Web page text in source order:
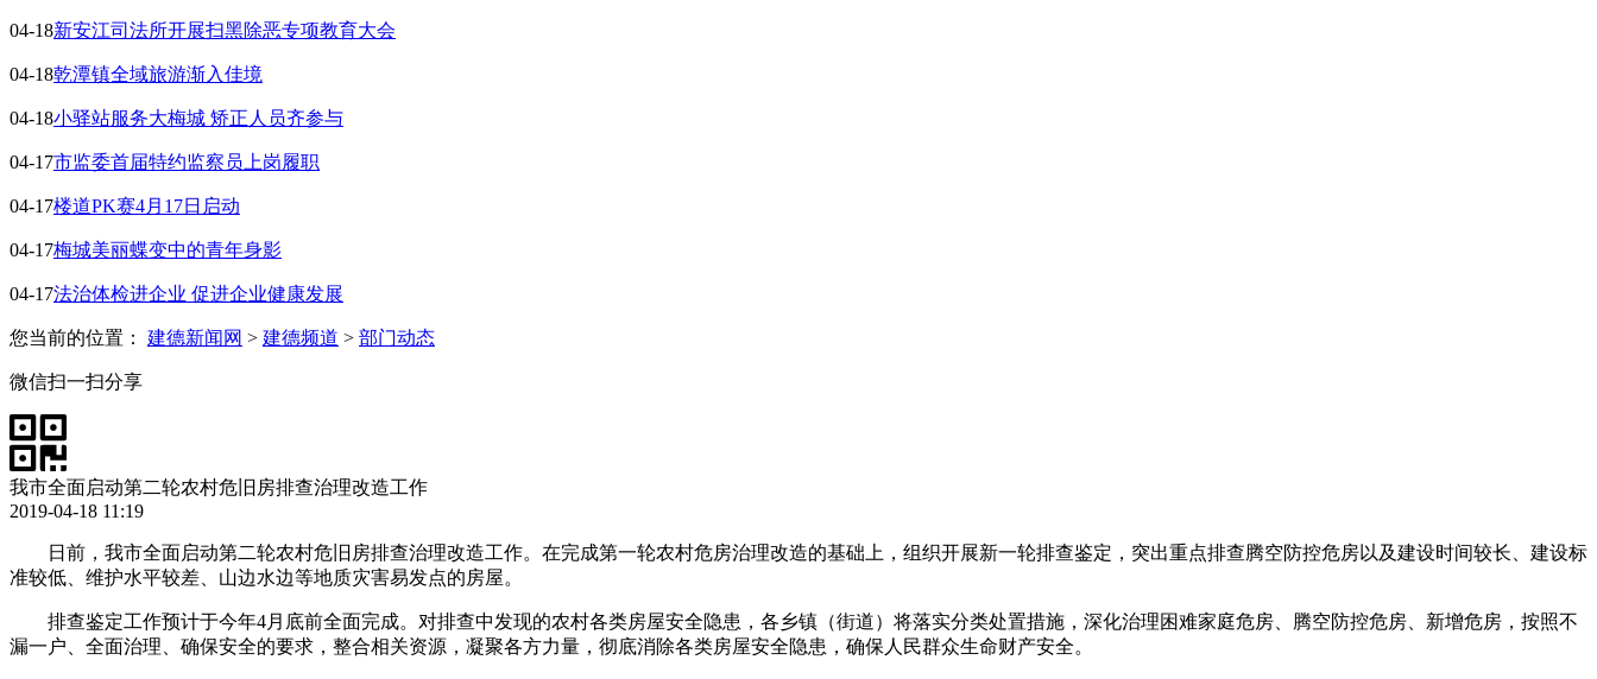
04-18新安江司法所开展扫黑除恶专项教育大会
04-18乾潭镇全域旅游渐入佳境
04-18小驿站服务大梅城 矫正人员齐参与
04-17市监委首届特约监察员上岗履职
04-17楼道PK赛4月17日启动
04-17梅城美丽蝶变中的青年身影
04-17法治体检进企业 促进企业健康发展
您当前的位置： 建德新闻网 > 建德频道 > 部门动态
微信扫一扫分享
我市全面启动第二轮农村危旧房排查治理改造工作
2019-04-18 11:19
日前，我市全面启动第二轮农村危旧房排查治理改造工作。在完成第一轮农村危房治理改造的基础上，组织开展新一轮排查鉴定，突出重点排查腾空防控危房以及建设时间较长、建设标
准较低、维护水平较差、山边水边等地质灾害易发点的房屋。
排查鉴定工作预计于今年4月底前全面完成。对排查中发现的农村各类房屋安全隐患，各乡镇（街道）将落实分类处置措施，深化治理困难家庭危房、腾空防控危房、新增危房，按照不
漏一户、全面治理、确保安全的要求，整合相关资源，凝聚各方力量，彻底消除各类房屋安全隐患，确保人民群众生命财产安全。